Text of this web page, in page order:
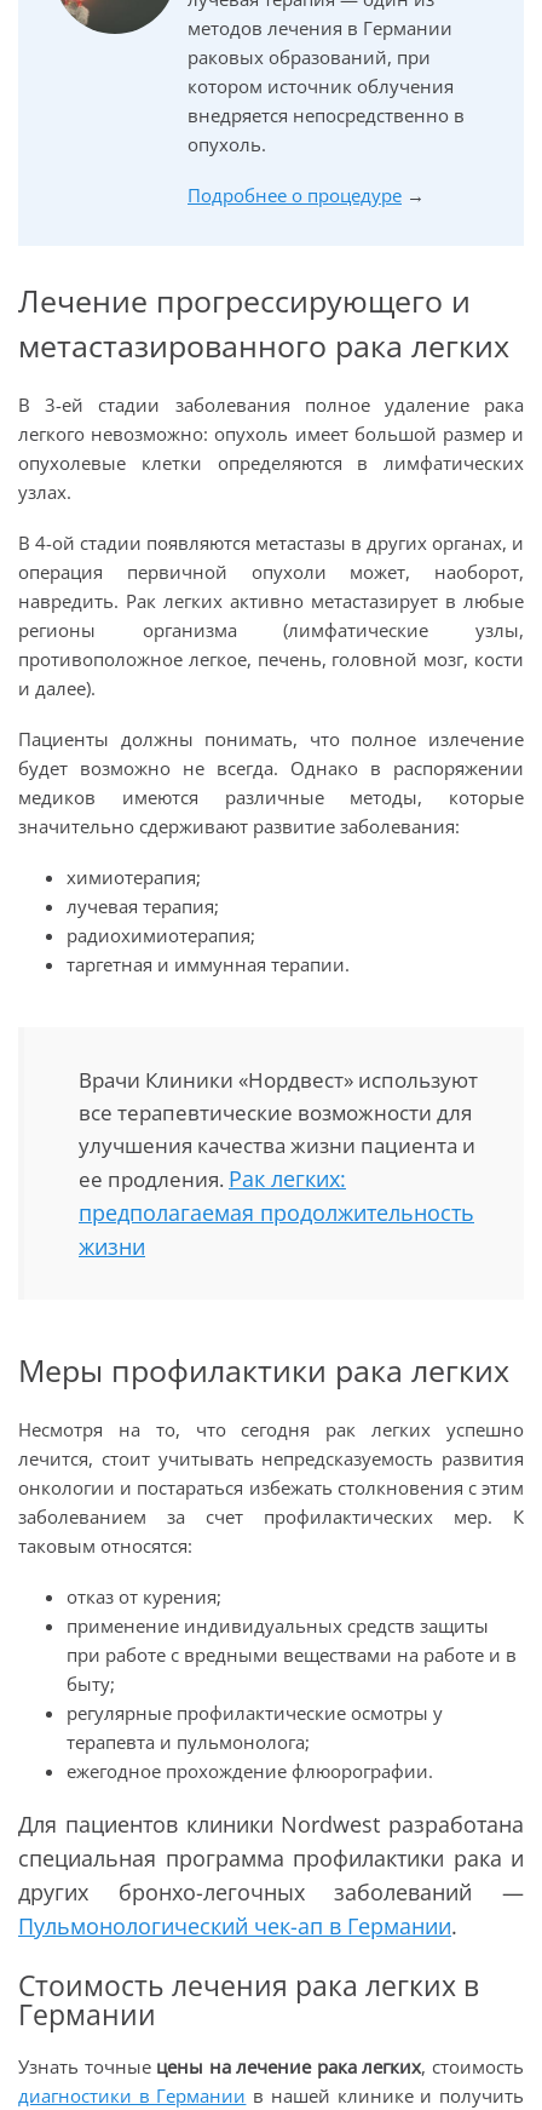
методов лечения в Германии
раковых образований, при
котором источник облучения
внедряется непосредственно в
опухоль.
Подробнее о процедуре →
Лечение прогрессирующего и
метастазированного рака легких
В 3-ей стадии заболевания полное удаление рака
легкого невозможно: опухоль имеет большой размер и
опухолевые клетки определяются в лимфатических
узлах.
В 4-ой стадии появляются метастазы в других органах, и
операция первичной опухоли может, наоборот,
навредить. Рак легких активно метастазирует в любые
регионы организма (лимфатические узлы,
противоположное легкое, печень, головной мозг, кости
и далее).
Пациенты должны понимать, что полное излечение
будет возможно не всегда. Однако в распоряжении
медиков имеются различные методы, которые
значительно сдерживают развитие заболевания:
химиотерапия;
лучевая терапия;
радиохимиотерапия;
таргетная и иммунная терапии.
Врачи Клиники «Нордвест» используют
все терапевтические возможности для
улучшения качества жизни пациента и
ее продления. Рак легких:
предполагаемая продолжительность
жизни
Меры профилактики рака легких
Несмотря на то, что сегодня рак легких успешно
лечится, стоит учитывать непредсказуемость развития
онкологии и постараться избежать столкновения с этим
заболеванием за счет профилактических мер. К
таковым относятся:
отказ от курения;
применение индивидуальных средств защиты
при работе с вредными веществами на работе и в
быту;
регулярные профилактические осмотры у
терапевта и пульмонолога;
ежегодное прохождение флюорографии.
Для пациентов клиники Nordwest разработана
специальная программа профилактики рака и
других бронхо-легочных заболеваний —
Пульмонологический чек-ап в Германии.
Стоимость лечения рака легких в
Германии
Узнать точные цены на лечение рака легких, стоимость
диагностики в Германии в нашей клинике и получить